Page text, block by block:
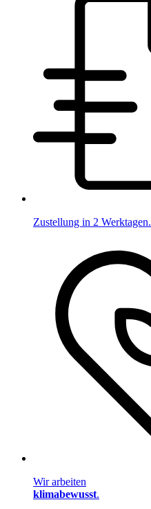
Zustellung in 2 Werktagen.
Wir arbeiten
klimabewusst.